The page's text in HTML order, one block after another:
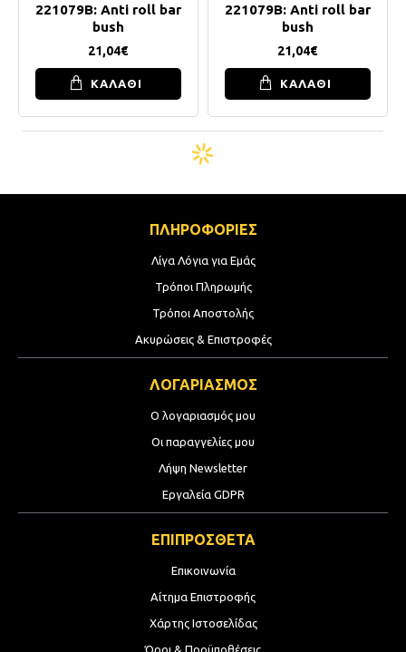
221079B: Anti roll bar
bush
21,04€
ΚΑΛΑΘΙ
221079B: Anti roll bar
bush
21,04€
ΚΑΛΑΘΙ
ΠΛΗΡΟΦΟΡΙΕΣ
Λίγα Λόγια για Εμάς
Τρόποι Πληρωμής
Τρόποι Αποστολής
Ακυρώσεις & Επιστροφές
ΛΟΓΑΡΙΑΣΜΟΣ
Ο λογαριασμός μου
Οι παραγγελίες μου
Λήψη Newsletter
Εργαλεία GDPR
ΕΠΙΠΡΟΣΘΕΤΑ
Επικοινωνία
Αίτημα Επιστροφής
Χάρτης Ιστοσελίδας
Όροι & Προϋποθέσεις